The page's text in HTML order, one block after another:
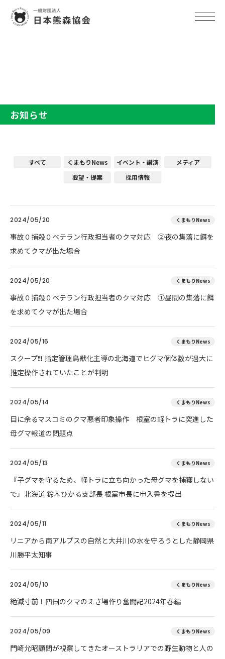
お知らせ
すべて くまもりNews イベント・講演
メディア
要望・提案
採用情報
2024/05/20 くまもりNews
事故０捕殺０ベテラン行政担当者のクマ対応 ②夜の集落に餌を
求めてクマが出た場合
2024/05/20 くまもりNews
事故０捕殺０ベテラン行政担当者のクマ対応 ①昼間の集落に餌
を求めてクマが出た場合
2024/05/16 くまもりNews
スクープ❗❗ 指定管理鳥獣化主導の北海道でヒグマ個体数が過大に
推定操作されていたことが判明
2024/05/14 くまもりNews
目に余るマスコミのクマ悪者印象操作 根室の軽トラに突進した
母グマ報道の問題点
2024/05/13 くまもりNews
『子グマを守るため、軽トラに立ち向かった母グマを捕獲しない
で』北海道 鈴木ひかる支部長 根室市長に申入書を提出
2024/05/11 くまもりNews
リニアから南アルプスの自然と大井川の水を守ろうとした静岡県
川勝平太知事
2024/05/10 くまもりNews
絶滅寸前！四国のクマのえさ場作り奮闘記2024年春編
2024/05/09 くまもりNews
門崎允昭顧問が視察してきたオーストラリアでの野生動物と人の